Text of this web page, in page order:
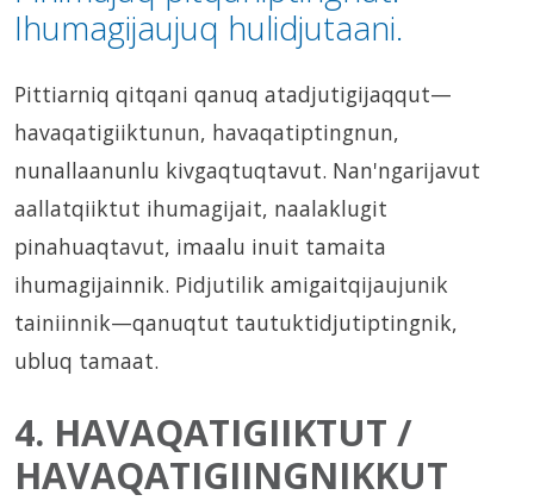
Ihumagijaujuq hulidjutaani.
Pittiarniq qitqani qanuq atadjutigijaqqut—
havaqatigiiktunun, havaqatiptingnun,
nunallaanunlu kivgaqtuqtavut. Nan'ngarijavut
aallatqiiktut ihumagijait, naalaklugit
pinahuaqtavut, imaalu inuit tamaita
ihumagijainnik. Pidjutilik amigaitqijaujunik
tainiinnik—qanuqtut tautuktidjutiptingnik,
ubluq tamaat.
4. HAVAQATIGIIKTUT /
HAVAQATIGIINGNIKKUT